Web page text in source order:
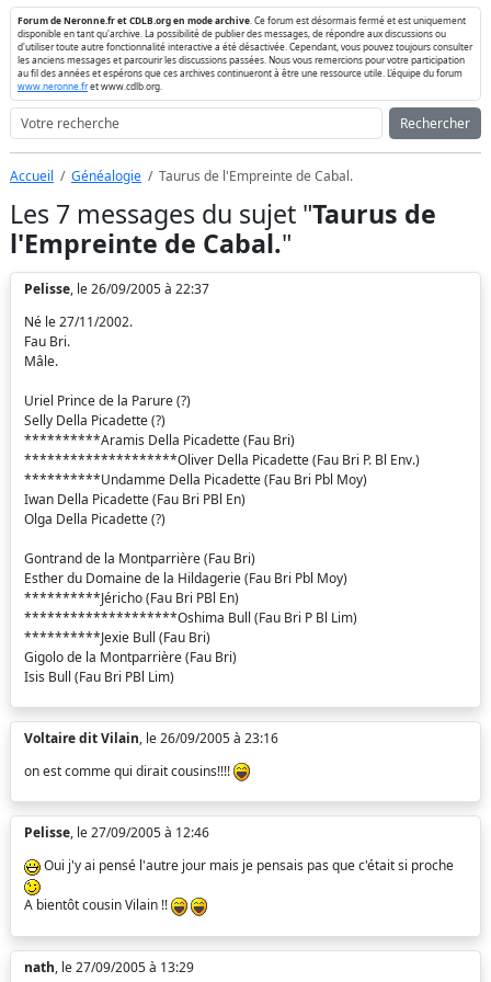
Forum de Neronne.fr et CDLB.org en mode archive . Ce forum est désormais fermé et est uniquement
disponible en tant qu'archive. La possibilité de publier des messages, de répondre aux discussions ou
d'utiliser toute autre fonctionnalité interactive a été désactivée. Cependant, vous pouvez toujours consulter
les anciens messages et parcourir les discussions passées. Nous vous remercions pour votre participation
au fil des années et espérons que ces archives continueront à être une ressource utile. L'équipe du forum
www.neronne.fret www.cdlb.org.
Rechercher
Accueil Généalogie Taurus de l'Empreinte de Cabal.
Les 7 messages du sujet "Taurus de
l'Empreinte de Cabal."
Pelisse, le 26/09/2005 à 22:37
Né le 27/11/2002.
Fau Bri.
Mâle.
Uriel Prince de la Parure (?)
Selly Della Picadette (?)
**********Aramis Della Picadette (Fau Bri)
********************Oliver Della Picadette (Fau Bri P. Bl Env.)
**********Undamme Della Picadette (Fau Bri Pbl Moy)
Iwan Della Picadette (Fau Bri PBl En)
Olga Della Picadette (?)
Gontrand de la Montparrière (Fau Bri)
Esther du Domaine de la Hildagerie (Fau Bri Pbl Moy)
**********Jéricho (Fau Bri PBl En)
********************Oshima Bull (Fau Bri P Bl Lim)
**********Jexie Bull (Fau Bri)
Gigolo de la Montparrière (Fau Bri)
Isis Bull (Fau Bri PBl Lim)
Voltaire dit Vilain, le 26/09/2005 à 23:16
on est comme qui dirait cousins!!!!
Pelisse, le 27/09/2005 à 12:46
Oui j'y ai pensé l'autre jour mais je pensais pas que c'était si proche
A bientôt cousin Vilain !!
nath, le 27/09/2005 à 13:29